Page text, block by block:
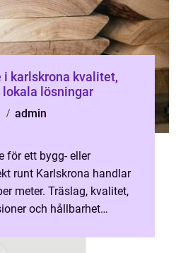
kvalitet,
lokala lösningar
admin
för ett bygg- eller
runt Karlskrona handlar
meter. Träslag, kvalitet,
och hållbarhet